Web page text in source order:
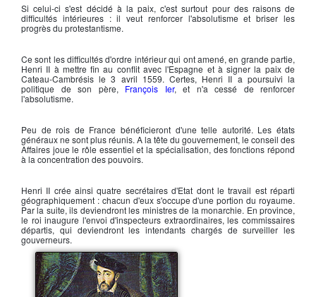
Si celui-ci s'est décidé à la paix, c'est surtout pour des raisons de
difficultés intérieures : il veut renforcer l'absolutisme et briser les
progrès du protestantisme.
Ce sont les difficultés d'ordre intérieur qui ont amené, en grande partie,
Henri II à mettre fin au conflit avec l'Espagne et à signer la paix de
Cateau-Cambrésis le 3 avril 1559. Certes, Henri IIa poursuivi la
politique de son père, François Ier, et n'a cessé de renforcer
l'absolutisme.
Peu de rois de France bénéficieront d'une telle autorité. Les états
généraux ne sont plus réunis. A la tête du gouvernement, le conseil des
Affaires joue le rôle essentiel et la spécialisation, des fonctions répond
à la concentration des pouvoirs.
Henri II crée ainsi quatre secrétaires d'Etat dont le travail est réparti
géographiquement : chacun d'eux s'occupe d'une portion du royaume.
Par la suite, ils deviendront les ministres de la monarchie. En province,
le roi inaugure l'envoi d'inspecteurs extraordinaires, les commissaires
départis, qui deviendront les intendants chargés de surveiller les
gouverneurs.